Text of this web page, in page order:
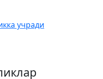
учради